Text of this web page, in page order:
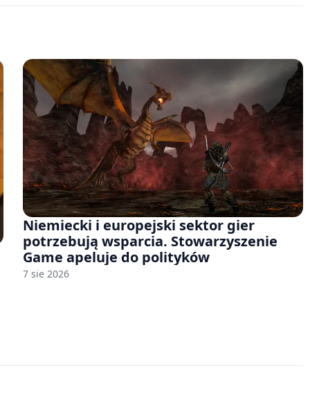
Niemiecki i europejski sektor gier
potrzebują wsparcia. Stowarzyszenie
Game apeluje do polityków
7 sie 2026